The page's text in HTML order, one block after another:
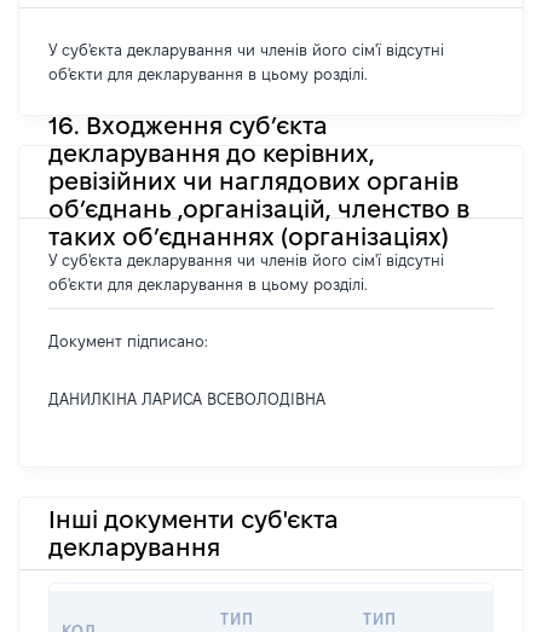
У суб'єкта декларування чи членів його сім'ї відсутні
об'єкти для декларування в цьому розділі.
16. Входження суб’єкта
декларування до керівних,
ревізійних чи наглядових органів
об’єднань ,організацій, членство в
таких об’єднаннях (організаціях)
У суб'єкта декларування чи членів його сім'ї відсутні
об'єкти для декларування в цьому розділі.
Документ підписано:
ДАНИЛКІНА ЛАРИСА ВСЕВОЛОДІВНА
Інші документи суб'єкта
декларування
ТИП ТИП